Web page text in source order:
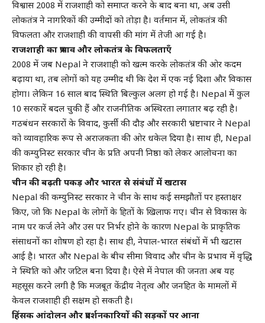
विश्वास 2008 में राजशाही को समाप्त करने के बाद बना था, अब उसी
लोकतंत्र ने नागरिकों की उम्मीदों को तोड़ा है। वर्तमान में, लोकतंत्र की
विफलता और राजशाही की वापसी की मांग में तेजी आ गई है।
राजशाही का प्रभाव और लोकतंत्र के विफलताएँ
2008 में जब Nepal ने राजशाही को खत्म करके लोकतंत्र की ओर कदम
बढ़ाया था, तब लोगों को यह उम्मीद थी कि देश में एक नई दिशा और विकास
होगा। लेकिन 16 साल बाद स्थिति बिल्कुल अलग हो गई है। Nepal में कुल
10 सरकारें बदल चुकी हैं और राजनीतिक अस्थिरता लगातार बढ़ रही है।
गठबंधन सरकारों के विवाद, कुर्सी की दौड़ और सरकारी भ्रष्टाचार ने Nepal
को व्यावहारिक रूप से अराजकता की ओर धकेल दिया है। साथ ही, Nepal
की कम्युनिस्ट सरकार चीन के प्रति अपनी निष्ठा को लेकर आलोचना का
शिकार हो रही है।
चीन की बढ़ती पकड़ और भारत से संबंधों में खटास
Nepal की कम्युनिस्ट सरकार ने चीन के साथ कई समझौतों पर हस्ताक्षर
किए, जो कि Nepal के लोगों के हितों के खिलाफ गए। चीन से विकास के
नाम पर कर्ज लेने और उस पर निर्भर होने के कारण Nepal के प्राकृतिक
संसाधनों का शोषण हो रहा है। साथ ही, नेपाल-भारत संबंधों में भी खटास
आई है। भारत और Nepal के बीच सीमा विवाद और चीन के प्रभाव में वृद्धि
ने स्थिति को और जटिल बना दिया है। ऐसे में नेपाल की जनता अब यह
महसूस करने लगी है कि मजबूत केंद्रीय नेतृत्व और जनहित के मामलों में
केवल राजशाही ही सक्षम हो सकती है।
हिंसक आंदोलन और प्रदर्शनकारियों की सड़कों पर आना